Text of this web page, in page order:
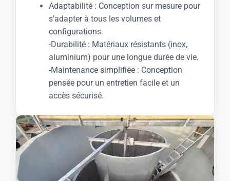
Adaptabilité : Conception sur mesure pour
s’adapter à tous les volumes et
configurations.
-Durabilité : Matériaux résistants (inox,
aluminium) pour une longue durée de vie.
-Maintenance simplifiée : Conception
pensée pour un entretien facile et un
accès sécurisé.